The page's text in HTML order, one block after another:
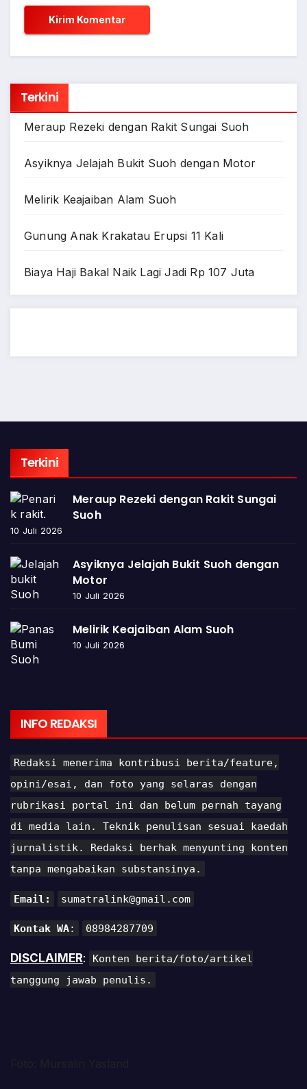
Terkini
Meraup Rezeki dengan Rakit Sungai Suoh
Asyiknya Jelajah Bukit Suoh dengan Motor
Melirik Keajaiban Alam Suoh
Gunung Anak Krakatau Erupsi 11 Kali
Biaya Haji Bakal Naik Lagi Jadi Rp 107 Juta
Terkini
Meraup Rezeki dengan Rakit Sungai
Suoh
10 Juli 2026
Asyiknya Jelajah Bukit Suoh dengan
Motor
10 Juli 2026
Melirik Keajaiban Alam Suoh
10 Juli 2026
INFO REDAKSI
Redaksi menerima kontribusi berita/feature,
opini/esai, dan foto yang selaras dengan
rubrikasi portal ini dan belum pernah tayang
di media lain. Teknik penulisan sesuai kaedah
jurnalistik. Redaksi berhak menyunting konten
tanpa mengabaikan substansinya.
Email: sumatralink@gmail.com
Kontak WA: 08984287709
DISCLAIMER:
Konten berita/foto/artikel
tanggung jawab penulis.